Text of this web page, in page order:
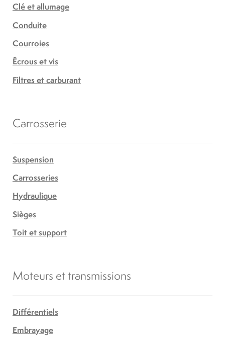
Clé et allumage
Conduite
Courroies
Écrous et vis
Filtres et carburant
Carrosserie
Suspension
Carrosseries
Hydraulique
Sièges
Toit et support
Moteurs et transmissions
Différentiels
Embrayage